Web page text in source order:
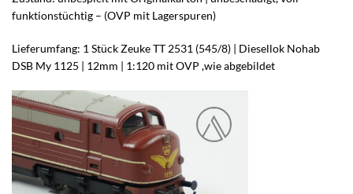
funktionstüchtig – (OVP mit Lagerspuren)
Lieferumfang: 1 Stück Zeuke TT 2531 (545/8) | Diesellok Nohab
DSB My 1125 | 12mm | 1:120 mit OVP ,wie abgebildet